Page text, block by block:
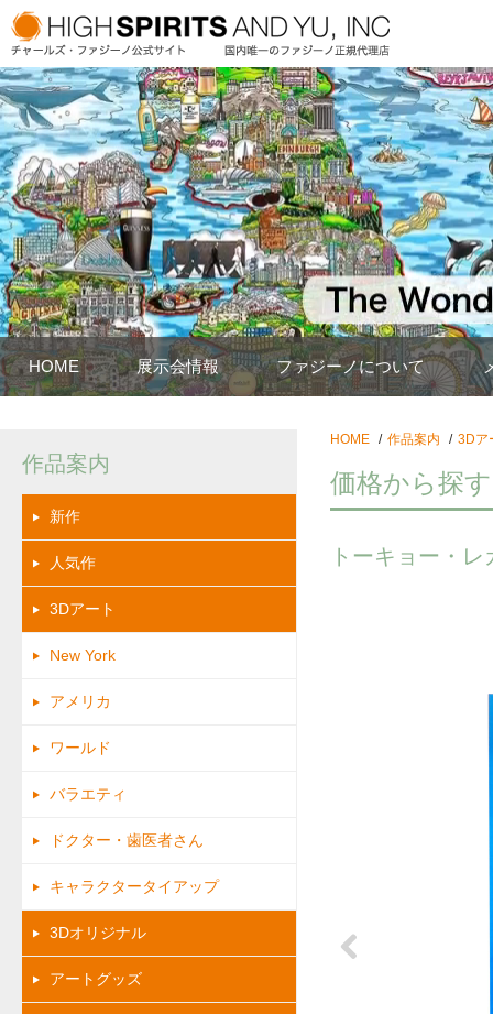
HOME 展示会情報 ファジーノについて
HOME 作品案内 3Dア
価格から探
トーキョー・レ
作品案内
新作
人気作
3Dアート
New York
アメリカ
ワールド
バラエティ
ドクター・歯医者さん
キャラクタータイアップ
3Dオリジナル
アートグッズ